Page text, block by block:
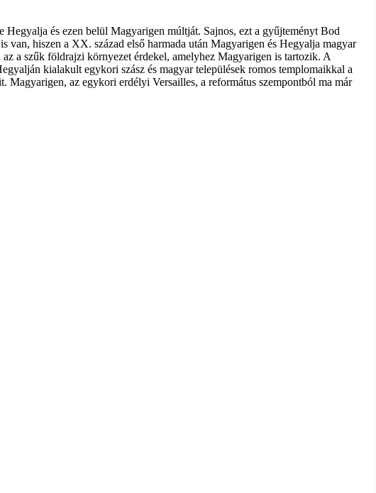
és ezen belül Magyarigen múltját. Sajnos, ezt a gyűjteményt Bod
van, hiszen a XX. század első harmada után Magyarigen és Hegyalja magyar
a szűk földrajzi környezet érdekel, amelyhez Magyarigen is tartozik. A
kialakult egykori szász és magyar települések romos templomaikkal a
Magyarigen, az egykori erdélyi Versailles, a református szempontból ma már